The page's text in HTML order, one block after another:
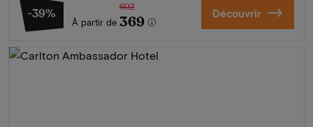
-39%
À partir de
602
369 Découvrir